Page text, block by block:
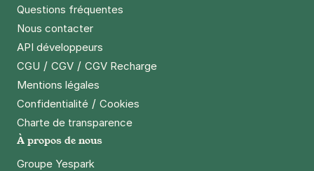
Questions fréquentes
Nous contacter
API développeurs
CGU / CGV / CGV Recharge
Mentions légales
Confidentialité / Cookies
Charte de transparence
À propos de nous
Groupe Yespark